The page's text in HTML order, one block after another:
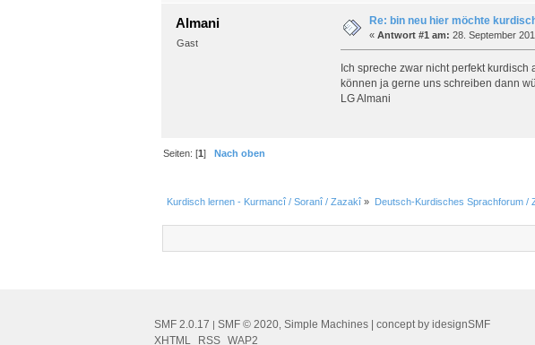
Almani
Gast
Re: bin neu hier möchte
« Antwort #1 am: 28. September
Ich spreche zwar nicht perfekt
können ja gerne uns schreiben dann
LG Almani
Seiten: [1]
Nach oben
Kurdisch lernen - Kurmancî / Soranî / Zazakî » Deutsch-Kurdisches Sprachforum /
SMF 2.0.17 | SMF © 2020 Simple Machines | concept by idesignSMF
XHTML
RSS WAP2